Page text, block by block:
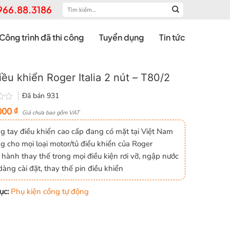
Tìm
Công trình đã thi công Tuyển dụng Tin tức
khiển Roger Italia 2 nút – T80/2
Đã bán 931
₫ Giá chưa bao gồm VAT
tay điều khiển cao cấp đang có mặt tại Việt Nam
cho mọi loại motor/tủ điều khiển của Roger
thay thế trong mọi điều kiện rơi vỡ, ngập nước
cài đặt, thay thế pin điều khiển
Phụ kiện cổng tự động